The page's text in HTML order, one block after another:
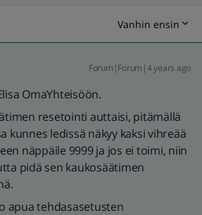
Vanhin ensin
Forum|Forum|4 years ago
OmaYhteisöön.
resetointi auttaisi, pitämällä
kunnes ledissä näkyy kaksi vihreää
näppäile 9999 ja jos ei toimi, niin
pidä sen kaukosäätimen
apua tehdasasetusten